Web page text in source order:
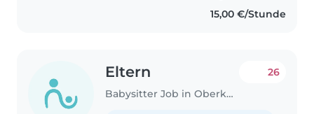
15,00 €/Stunde
Eltern
Babysitter Job in Oberkerschen
26